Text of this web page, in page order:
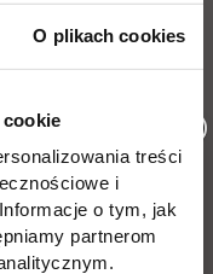
O plikach cookies
treści
i
o tym, jak
partnerom